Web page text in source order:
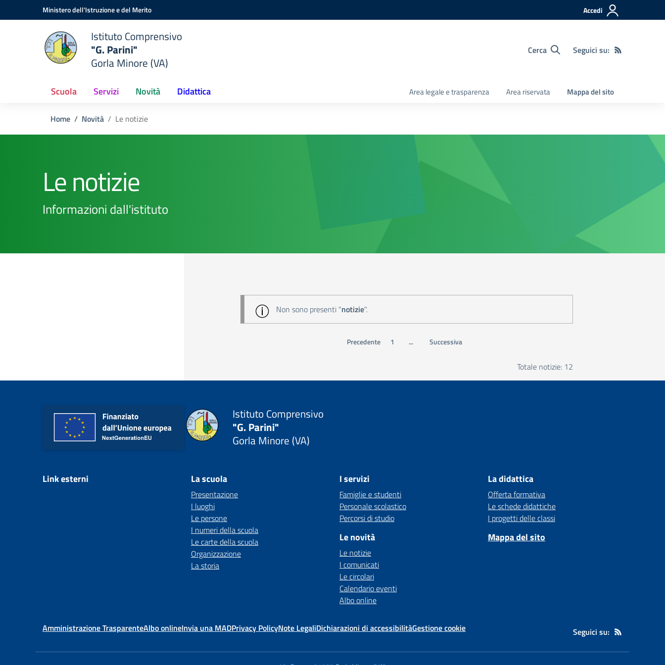
Vai ai contenuti
Vai al menu di navigazioneMinistero dell'Istruzione e del Merito Accedi
Istituto Comprensivo
"G. Parini"
Gorla Minore (VA)
Cerca Seguici su:
Scuola Servizi Novità Didattica Area legale e trasparenza Area riservata Mappa del sito
Home Novità Le notizie
Le notizie
Informazioni dall'istituto
Non sono presenti "notizie".
Precedente 1 ... Successiva
Totale notizie: 12
Istituto Comprensivo
"G. Parini"
Gorla Minore (VA)
Link esterni La scuola
Presentazione
I luoghi
Le persone
I numeri della scuola
Le carte della scuola
Organizzazione
La storia
I servizi
Famiglie e studenti
Personale scolastico
Percorsi di studio
Le novità
Le notizie
I comunicati
Le circolari
Calendario eventi
Albo online
La didattica
Offerta formativa
Le schede didattiche
I progetti delle classi
Mappa del sito
Amministrazione TrasparenteAlbo onlineInvia una MADPrivacy PolicyNote LegaliDichiarazioni di accessibilitàGestione cookie Seguici su: